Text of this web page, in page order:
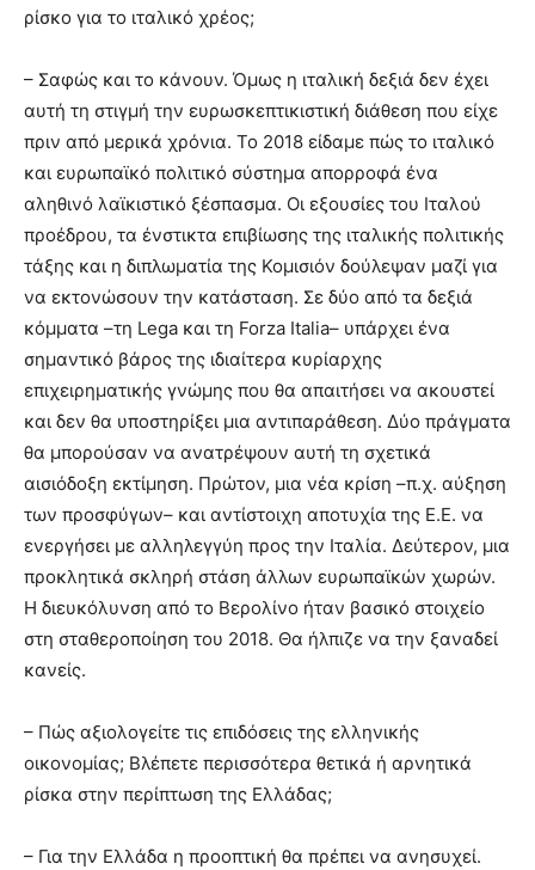
ρίσκο για το ιταλικό χρέος;
– Σαφώς και το κάνουν. Όμως η ιταλική δεξιά δεν έχει
αυτή τη στιγμή την ευρωσκεπτικιστική διάθεση που είχε
πριν από μερικά χρόνια. Το 2018 είδαμε πώς το ιταλικό
και ευρωπαϊκό πολιτικό σύστημα απορροφά ένα
αληθινό λαϊκιστικό ξέσπασμα. Οι εξουσίες του Ιταλού
προέδρου, τα ένστικτα επιβίωσης της ιταλικής πολιτικής
τάξης και η διπλωματία της Κομισιόν δούλεψαν μαζί για
να εκτονώσουν την κατάσταση. Σε δύο από τα δεξιά
κόμματα –τη Lega και τη Forza Italia– υπάρχει ένα
σημαντικό βάρος της ιδιαίτερα κυρίαρχης
επιχειρηματικής γνώμης που θα απαιτήσει να ακουστεί
και δεν θα υποστηρίξει μια αντιπαράθεση. Δύο πράγματα
θα μπορούσαν να ανατρέψουν αυτή τη σχετικά
αισιόδοξη εκτίμηση. Πρώτον, μια νέα κρίση –π.χ. αύξηση
των προσφύγων– και αντίστοιχη αποτυχία της Ε.Ε. να
ενεργήσει με αλληλεγγύη προς την Ιταλία. Δεύτερον, μια
προκλητικά σκληρή στάση άλλων ευρωπαϊκών χωρών.
Η διευκόλυνση από το Βερολίνο ήταν βασικό στοιχείο
στη σταθεροποίηση του 2018. Θα ήλπιζε να την ξαναδεί
κανείς.
– Πώς αξιολογείτε τις επιδόσεις της ελληνικής
οικονομίας; Βλέπετε περισσότερα θετικά ή αρνητικά
ρίσκα στην περίπτωση της Ελλάδας;
– Για την Ελλάδα η προοπτική θα πρέπει να ανησυχεί.